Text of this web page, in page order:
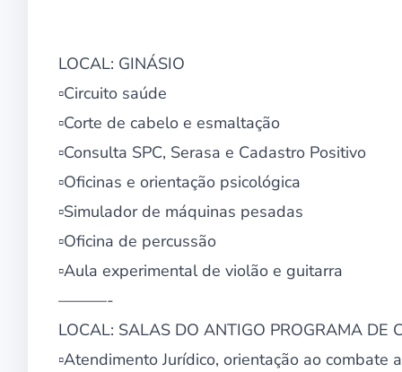
LOCAL: GINÁSIO
▫Circuito saúde
▫Corte de cabelo e esmaltação
▫Consulta SPC, Serasa e Cadastro Positivo
▫Oficinas e orientação psicológica
▫Simulador de máquinas pesadas
▫Oficina de percussão
▫Aula experimental de violão e guitarra
———-
LOCAL: SALAS DO ANTIGO PROGRAMA DE
▫Atendimento Jurídico, orientação ao combate